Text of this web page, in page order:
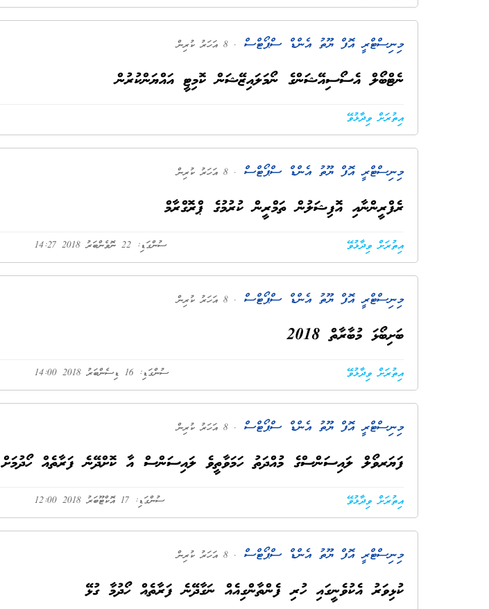
މިނިސްޓްރީ އޮފް ޔޫތު އެންޑް ސްޕޯޓްސް . 8 އަހަރު ކުރިން
ނެޓްބޯލް އެސޯސިއޭޝަންގެ ނޯމަލައިޒޭޝަން ކޮމިޓީ އައްޔަންކުރުން
އިތުރަށް ވިދާޅުވޭ
މިނިސްޓްރީ އޮފް ޔޫތު އެންޑް ސްޕޯޓްސް . 8 އަހަރު ކުރިން
ރެފްރީންނާއި އޮފިޝަލުން ތަމްރީން ކުރުމުގެ ޕްރޮގްރާމް
ސުންގަޑި: 22 ނޮވެންބަރު 2018 14:27 އިތުރަށް ވިދާޅުވޭ
މިނިސްޓްރީ އޮފް ޔޫތު އެންޑް ސްޕޯޓްސް . 8 އަހަރު ކުރިން
ބަށިބޯޅަ މުބާރާތް 2018
ސުންގަޑި: 16 ޑިސެންބަރު 2018 14:00 އިތުރަށް ވިދާޅުވޭ
މިނިސްޓްރީ އޮފް ޔޫތު އެންޑް ސްޕޯޓްސް . 8 އަހަރު ކުރިން
ފަޔަރވޯލް ލައިސަންސްގެ މުއްދަތު ހަމަވާތީވެ ލައިސަންސް އާ ކޮށްދޭނެ ފަރާތެއް ހޯދުމަށް
ސުންގަޑި: 17 އޮކްޓޫބަރު 2018 12:00 އިތުރަށް ވިދާޅުވޭ
މިނިސްޓްރީ އޮފް ޔޫތު އެންޑް ސްޕޯޓްސް . 8 އަހަރު ކުރިން
ކުޅިވަރު އެކުވެނީގައި ހުރި ފެންތާންގިއެއް ނަގާދޭނެ ފަރާތެއް ހޯދުމާ ގުޅޭ